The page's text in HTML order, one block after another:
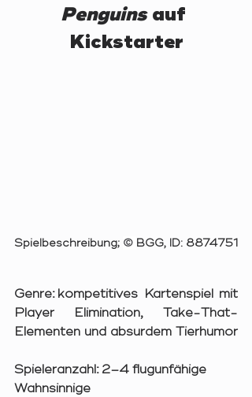
Penguins auf
Kickstarter
Spielbeschreibung; © BGG, ID: 8874751
Genre: kompetitives Kartenspiel mit
Player Elimination, Take-That-
Elementen und absurdem Tierhumor
Spieleranzahl: 2–4 flugunfähige
Wahnsinnige